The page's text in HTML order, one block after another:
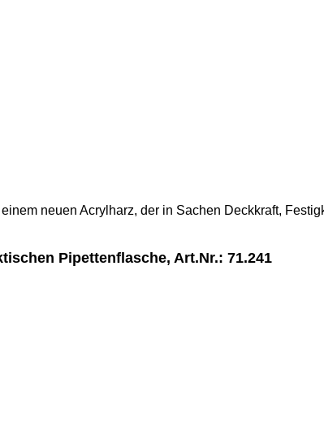
neuen Acrylharz, der in Sachen Deckkraft,
Pipettenflasche, Art.Nr.: 71.241